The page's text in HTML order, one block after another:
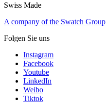
Swiss Made
A company of the Swatch Group
Folgen Sie uns
Instagram
Facebook
Youtube
LinkedIn
Weibo
Tiktok